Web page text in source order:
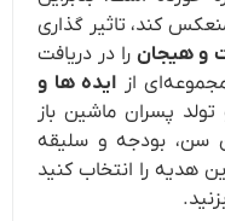
کند، تاثیر گذاری
و هیجانرا در دریافت‌
از ایده‌ ها و
تولد پسران ماشین باز
سن، بودجه و سلیقه
هدیه را انتخاب کنید